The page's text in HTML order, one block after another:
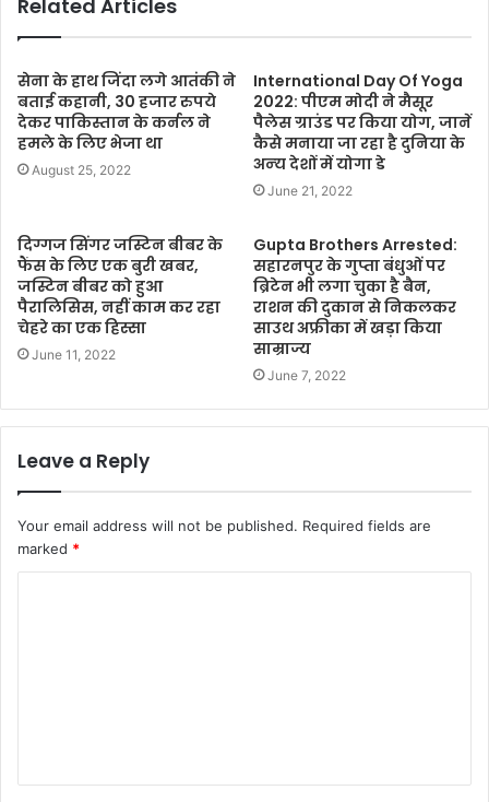
Related Articles
सेना के हाथ जिंदा लगे आतंकी ने
बताई कहानी, 30 हजार रुपये
देकर पाकिस्तान के कर्नल ने
हमले के लिए भेजा था
August 25, 2022
International Day Of Yoga
2022: पीएम मोदी ने मैसूर
पैलेस ग्राउंड पर किया योग, जानें
कैसे मनाया जा रहा है दुनिया के
अन्‍य देशों में योगा डे
June 21, 2022
दिग्गज सिंगर जस्टिन बीबर के
फैंस के लिए एक बुरी खबर,
जस्टिन बीबर को हुआ
पैरालिसिस, नहीं काम कर रहा
चेहरे का एक हिस्सा
June 11, 2022
Gupta Brothers Arrested:
सहारनपुर के गुप्ता बंधुओं पर
ब्रिटेन भी लगा चुका है बैन,
राशन की दुकान से निकलकर
साउथ अफ्रीका में खड़ा किया
साम्राज्य
June 7, 2022
Leave a Reply
Your email address will not be published. Required fields are
marked *
t